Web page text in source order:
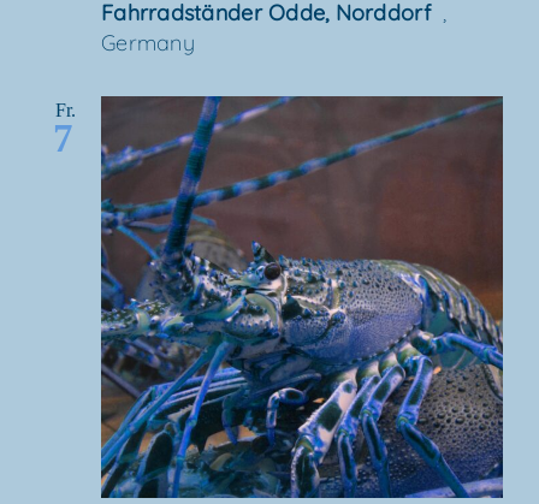
Fahr­rad­stän­der Odde, Norddorf ,
Germany
Fr.
7